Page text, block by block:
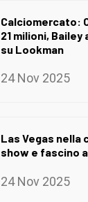
Calciomercato:
21 milioni, Bailey
su Lookman
24 Nov 2025
Las Vegas nella
show e fascino
24 Nov 2025